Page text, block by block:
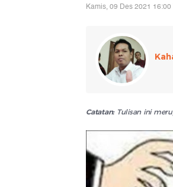
Kamis, 09 Des 2021 16:00
Catatan:Tulisan ini